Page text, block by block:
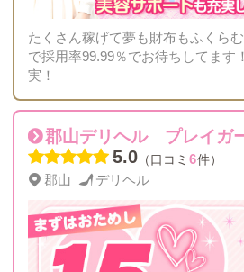
たくさん稼げて夢も財布もふくら
で採用率99.99％でお待ちしてます
実！
郡山デリヘル プレイガ
5.0 （口コミ 6件）
郡山 デリヘル